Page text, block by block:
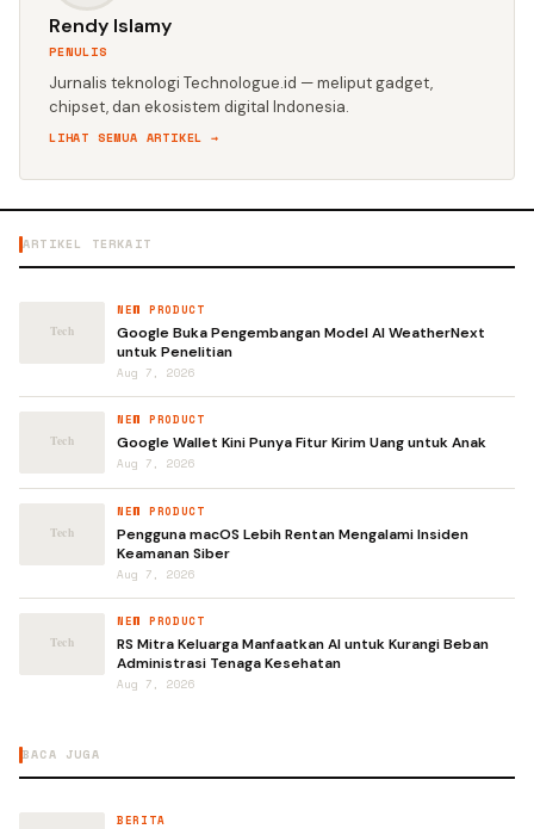
Rendy Islamy
PENULIS
Jurnalis teknologi Technologue.id — meliput gadget,
chipset, dan ekosistem digital Indonesia.
LIHAT SEMUA ARTIKEL →
ARTIKEL TERKAIT
NEW PRODUCT
Google Buka Pengembangan Model AI WeatherNext
untuk Penelitian
Aug 7, 2026
NEW PRODUCT
Google Wallet Kini Punya Fitur Kirim Uang untuk Anak
Aug 7, 2026
NEW PRODUCT
Pengguna macOS Lebih Rentan Mengalami Insiden
Keamanan Siber
Aug 7, 2026
NEW PRODUCT
RS Mitra Keluarga Manfaatkan AI untuk Kurangi Beban
Administrasi Tenaga Kesehatan
Aug 7, 2026
BACA JUGA
BERITA